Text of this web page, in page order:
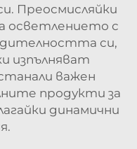
Преосмисляйки
осветлението с
си,
изпълняват
важен
продукти за
динамични